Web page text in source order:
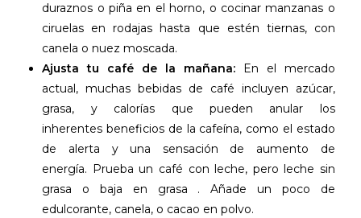
duraznos o piña en el horno, o cocinar manzanas o
ciruelas en rodajas hasta que estén tiernas, con
canela o nuez moscada.
Ajusta tu café de la mañana:
En el mercado
actual, muchas bebidas de café incluyen azúcar,
grasa, y calorías que pueden anular los
inherentes beneficios de la cafeína, como el estado
de alerta y una sensación de aumento de
energía. Prueba un café con leche, pero leche sin
grasa o baja en grasa . Añade un poco de
edulcorante, canela, o cacao en polvo.